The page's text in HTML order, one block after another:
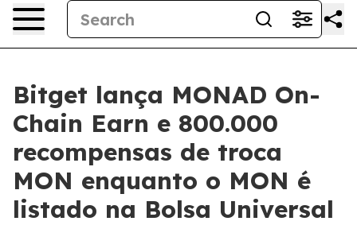
Bitget lança MONAD On-
Chain Earn e 800.000
recompensas de troca
MON enquanto o MON é
listado na Bolsa Universal